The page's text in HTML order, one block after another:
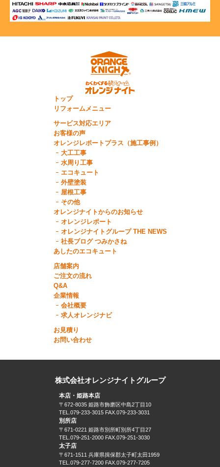
トップ
リフォームメニュー
サービス対応エリア
お客様の声
オレンジレポートプラス（施工事例）
大工工事
水周り工事
エコキュート
外壁塗装
屋根工事
その他
オレンジナイトからのお知らせ
オレンジレポート
オレンジナイトグループ THE NEWS
社長ブログ つみかさね
あしたのエコキュート
店舗案内
ご注文の流れ
Q&A
企業情報
会社概要
求人オレンジナビ
お見積り
お問い合わせ
株式会社オレンジナイトグループ
本店・姫路本店
〒672-8035 姫路市飾磨区中島2丁目10
TEL.079-233-3015 FAX.079-233-3031
別所店
〒671-0221 姫路市別所町別所4丁目27
TEL.079-251-2000 FAX.079-251-3030
太子店
〒671-1511 兵庫県揖保郡太子町太田1959
TEL.079-277-7200 FAX.079-277-7205